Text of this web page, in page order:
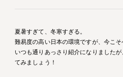
夏暑すぎて、冬寒すぎる。
難易度の高い日本の環境ですが、今こそ
いつも通りあっさり紹介になりました
てみましょう！